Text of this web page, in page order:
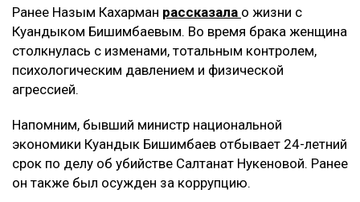
Ранее Назым Кахарман рассказала о жизни с
Куандыком Бишимбаевым. Во время брака женщина
столкнулась с изменами, тотальным контролем,
психологическим давлением и физической
агрессией.
Напомним, бывший министр национальной
экономики Куандык Бишимбаев отбывает 24-летний
срок по делу об убийстве Салтанат Нукеновой. Ранее
он также был осужден за коррупцию.